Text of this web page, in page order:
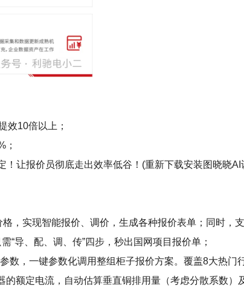
效10倍以上；
；
！让报价员彻底走出效率低谷！(重新下载安装图晓晓AI
，实现智能报价、调价，生成各种报价表单；同时，
“导、配、调、传”四步，秒出国网项目报价单；
数，一键参数化调用整组柜子报价方案。覆盖8大热门
额定电流，自动估算垂直铜排用量（考虑分散系数）